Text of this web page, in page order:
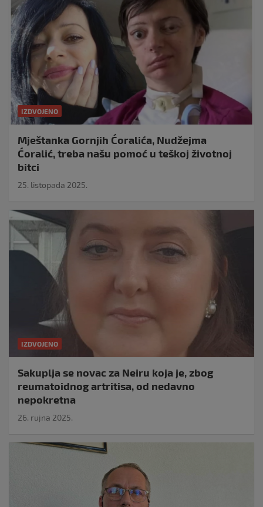
IZDVOJENO
Mještanka Gornjih Ćoralića, Nudžejma
Ćoralić, treba našu pomoć u teškoj životnoj
bitci
25. listopada 2025.
IZDVOJENO
Sakuplja se novac za Neiru koja je, zbog
reumatoidnog artritisa, od nedavno
nepokretna
26. rujna 2025.